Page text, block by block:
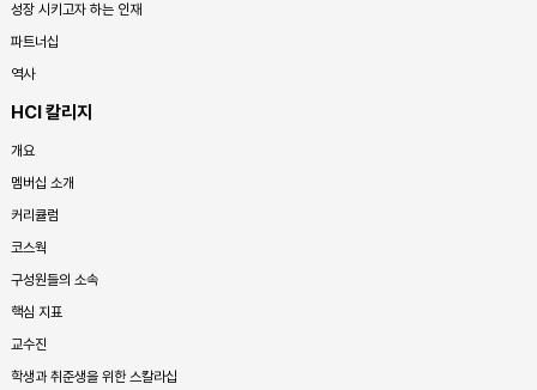
성장 시키고자 하는 인재
파트너십
역사
HCI 칼리지
개요
멤버십 소개
커리큘럼
코스웍
구성원들의 소속
핵심 지표
교수진
학생과 취준생을 위한 스칼라십